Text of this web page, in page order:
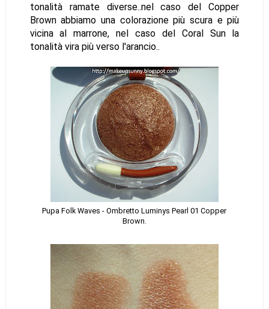
tonalità ramate diverse..nel caso del Copper
Brown abbiamo una colorazione più scura e più
vicina al marrone, nel caso del Coral Sun la
tonalità vira più verso l'arancio..
Pupa Folk Waves - Ombretto Luminys Pearl 01 Copper
Brown.